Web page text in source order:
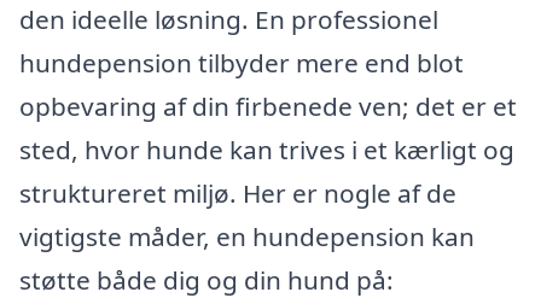
den ideelle løsning. En professionel
hundepension tilbyder mere end blot
opbevaring af din firbenede ven; det er et
sted, hvor hunde kan trives i et kærligt og
struktureret miljø. Her er nogle af de
vigtigste måder, en hundepension kan
støtte både dig og din hund på: